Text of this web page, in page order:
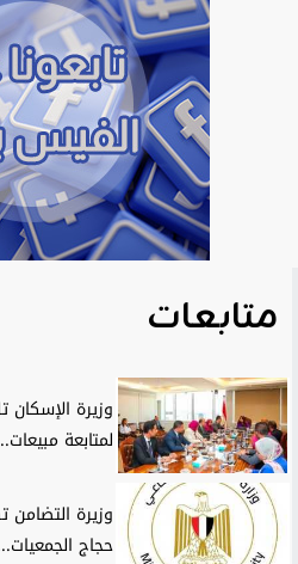
متابعات
لمتابعة
وزيرة
حجاج